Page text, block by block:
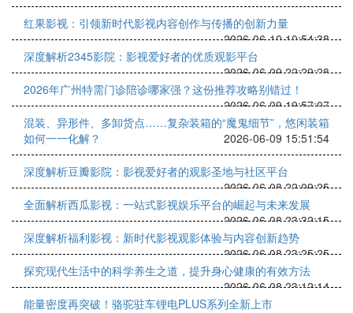
红果影视：引领新时代影视内容创作与传播的创新力量
2026-06-10 10:54:38
深度解析2345影院：影视爱好者的优质观影平台
2026-06-09 22:29:28
2026年广州特需门诊陪诊哪家强？这份推荐攻略别错过！
2026-06-09 19:57:07
混装、异形件、多卸货点……复杂装箱的“魔鬼细节”，悠闲装箱
如何一一化解？
2026-06-09 15:51:54
深度解析豆瓣影院：影视爱好者的观影圣地与社区平台
2026-06-08 22:09:25
全面解析西瓜影视：一站式影视娱乐平台的崛起与未来发展
2026-06-08 23:32:15
深度解析福利影视：新时代影视观影体验与内容创新趋势
2026-06-08 23:25:25
探究现代生活中的科学养生之道，提升身心健康的有效方法
2026-06-08 23:12:14
能量密度再突破！骆驼驻车锂电PLUS系列全新上市